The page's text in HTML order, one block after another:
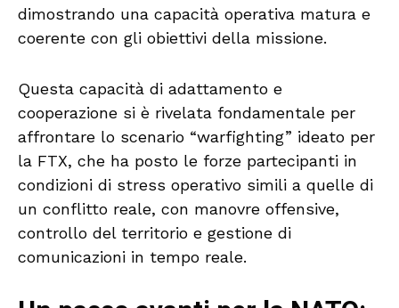
dimostrando una capacità operativa matura e
coerente con gli obiettivi della missione.
Questa capacità di adattamento e
cooperazione si è rivelata fondamentale per
affrontare lo scenario “warfighting” ideato per
la FTX, che ha posto le forze partecipanti in
condizioni di stress operativo simili a quelle di
un conflitto reale, con manovre offensive,
controllo del territorio e gestione di
comunicazioni in tempo reale.